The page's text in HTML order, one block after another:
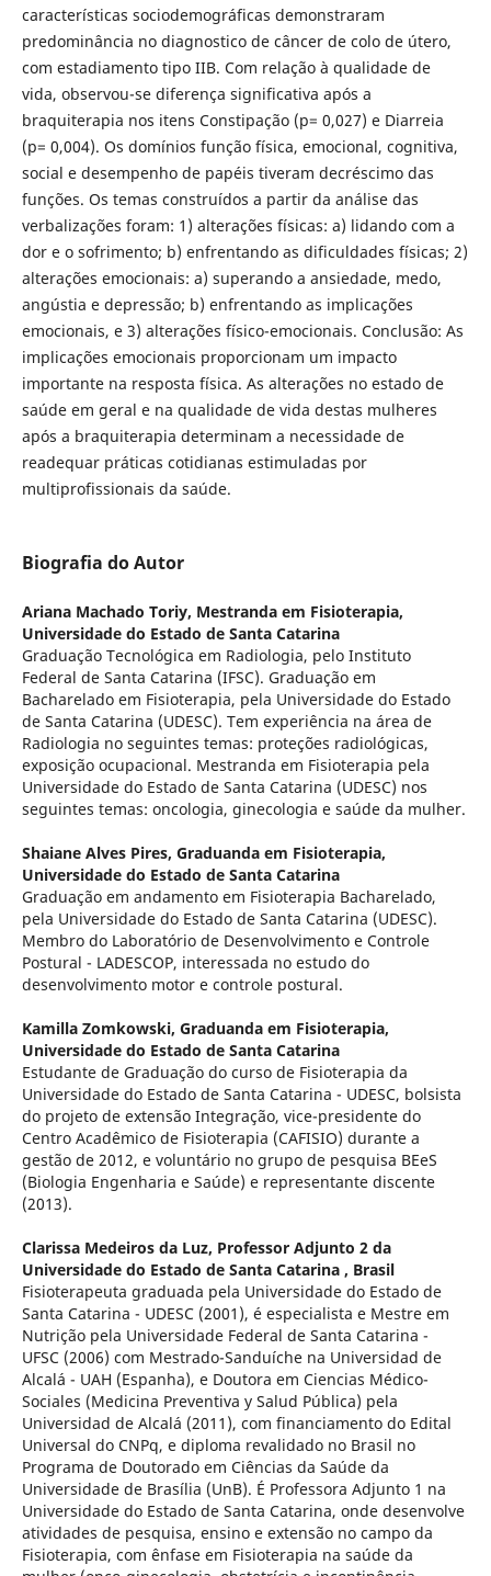
características sociodemográficas demonstraram
predominância no diagnostico de câncer de colo de útero,
com estadiamento tipo IIB. Com relação à qualidade de
vida, observou-se diferença significativa após a
braquiterapia nos itens Constipação (p= 0,027) e Diarreia
(p= 0,004). Os domínios função física, emocional, cognitiva,
social e desempenho de papéis tiveram decréscimo das
funções. Os temas construídos a partir da análise das
verbalizações foram: 1) alterações físicas: a) lidando com a
dor e o sofrimento; b) enfrentando as dificuldades físicas; 2)
alterações emocionais: a) superando a ansiedade, medo,
angústia e depressão; b) enfrentando as implicações
emocionais, e 3) alterações físico-emocionais. Conclusão: As
implicações emocionais proporcionam um impacto
importante na resposta física. As alterações no estado de
saúde em geral e na qualidade de vida destas mulheres
após a braquiterapia determinam a necessidade de
readequar práticas cotidianas estimuladas por
multiprofissionais da saúde.
Biografia do Autor
Ariana Machado Toriy, Mestranda em Fisioterapia,
Universidade do Estado de Santa Catarina
Graduação Tecnológica em Radiologia, pelo Instituto
Federal de Santa Catarina (IFSC). Graduação em
Bacharelado em Fisioterapia, pela Universidade do Estado
de Santa Catarina (UDESC). Tem experiência na área de
Radiologia no seguintes temas: proteções radiológicas,
exposição ocupacional. Mestranda em Fisioterapia pela
Universidade do Estado de Santa Catarina (UDESC) nos
seguintes temas: oncologia, ginecologia e saúde da mulher.
Shaiane Alves Pires, Graduanda em Fisioterapia,
Universidade do Estado de Santa Catarina
Graduação em andamento em Fisioterapia Bacharelado,
pela Universidade do Estado de Santa Catarina (UDESC).
Membro do Laboratório de Desenvolvimento e Controle
Postural - LADESCOP, interessada no estudo do
desenvolvimento motor e controle postural.
Kamilla Zomkowski, Graduanda em Fisioterapia,
Universidade do Estado de Santa Catarina
Estudante de Graduação do curso de Fisioterapia da
Universidade do Estado de Santa Catarina - UDESC, bolsista
do projeto de extensão Integração, vice-presidente do
Centro Acadêmico de Fisioterapia (CAFISIO) durante a
gestão de 2012, e voluntário no grupo de pesquisa BEeS
(Biologia Engenharia e Saúde) e representante discente
(2013).
Clarissa Medeiros da Luz, Professor Adjunto 2 da
Universidade do Estado de Santa Catarina , Brasil
Fisioterapeuta graduada pela Universidade do Estado de
Santa Catarina - UDESC (2001), é especialista e Mestre em
Nutrição pela Universidade Federal de Santa Catarina -
UFSC (2006) com Mestrado-Sanduíche na Universidad de
Alcalá - UAH (Espanha), e Doutora em Ciencias Médico-
Sociales (Medicina Preventiva y Salud Pública) pela
Universidad de Alcalá (2011), com financiamento do Edital
Universal do CNPq, e diploma revalidado no Brasil no
Programa de Doutorado em Ciências da Saúde da
Universidade de Brasília (UnB). É Professora Adjunto 1 na
Universidade do Estado de Santa Catarina, onde desenvolve
atividades de pesquisa, ensino e extensão no campo da
Fisioterapia, com ênfase em Fisioterapia na saúde da